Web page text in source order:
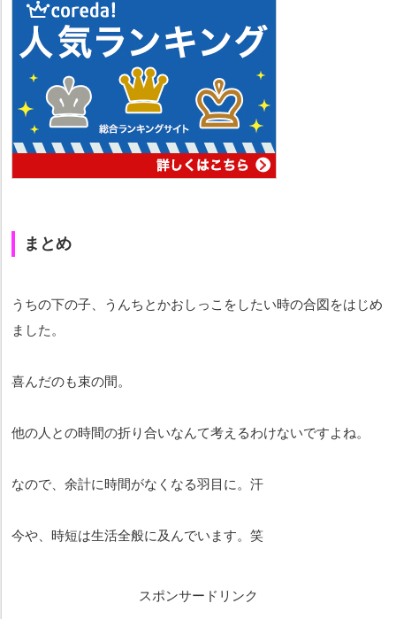
まとめ
うちの下の子、うんちとかおしっこをしたい時の合図をはじめ
ました。
喜んだのも束の間。
他の人との時間の折り合いなんて考えるわけないですよね。
なので、余計に時間がなくなる羽目に。汗
今や、時短は生活全般に及んでいます。笑
スポンサードリンク